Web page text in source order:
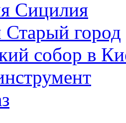
Сицилия
Старый город
собор в